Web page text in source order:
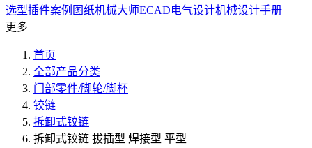
选型插件案例图纸机械大师ECAD电气设计机械设计手册
更多
首页
全部产品分类
门部零件/脚轮/脚杯
铰链
拆卸式铰链
拆卸式铰链 拔插型 焊接型 平型